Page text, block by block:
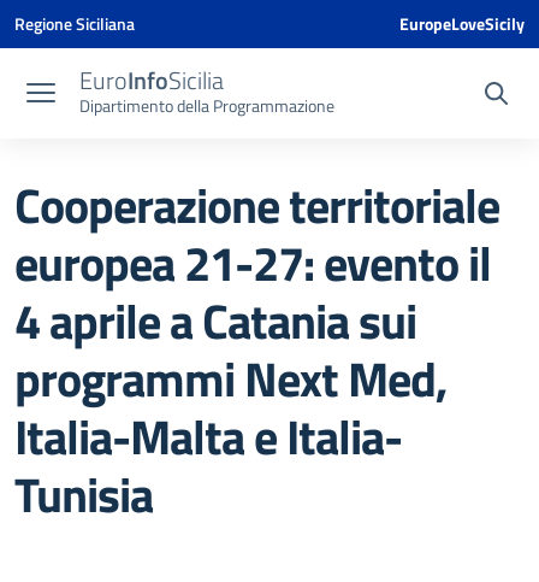
Vai ai contenuti
Vai al menu di navigazione
Vai al footer
Vai al banner delle Cookie Policy
Regione Siciliana EuropeLoveSicily
EuroInfoSicilia
Dipartimento della Programmazione
Cooperazione territoriale
europea 21-27: evento il
4 aprile a Catania sui
programmi Next Med,
Italia-Malta e Italia-
Tunisia